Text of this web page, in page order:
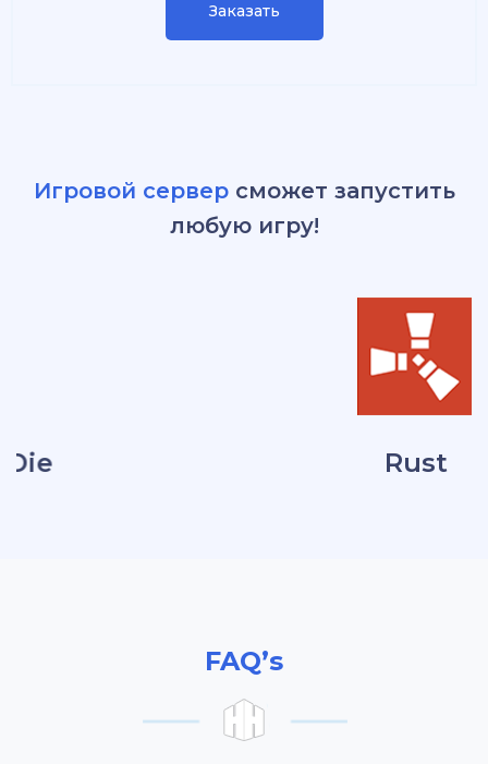
Заказать
Игровой сервер сможет запустить
любую игру!
FAQ’s